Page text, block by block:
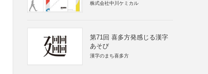
株式会社中川ケミカル
第71回 喜多方発感じる漢字
あそび
漢字のまち喜多方